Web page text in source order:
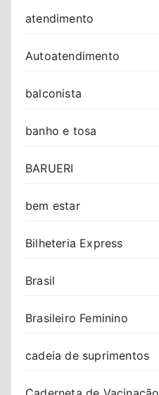
atendimento
Autoatendimento
balconista
banho e tosa
BARUERI
bem estar
Bilheteria Express
Brasil
Brasileiro Feminino
cadeia de suprimentos